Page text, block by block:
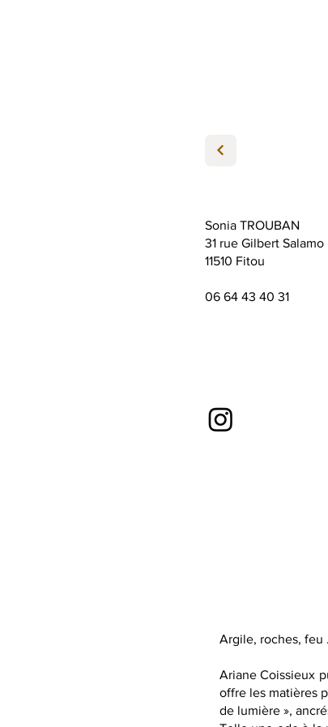
Sonia TROUBAN
31 rue Gilbert Salamo
11510 Fitou
06 64 43 40 31
Argile, roches, feu
Ariane Coissieux
offre les matières
de lumière »,